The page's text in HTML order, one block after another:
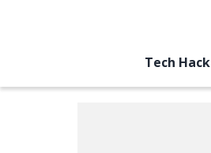
Tech Hack